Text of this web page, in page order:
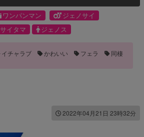
ワンパンマン
ジェノサイ
サイタマ
ジェノス
イチャラブ かわいい フェラ 同棲
2022年04月21日 23時32分